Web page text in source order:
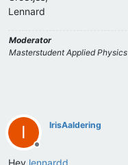
Lennard
Moderator
Masterstudent Applied Physics
I
Offline
IrisAaldering